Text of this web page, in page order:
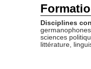
Disciplines
sciences
littérature,